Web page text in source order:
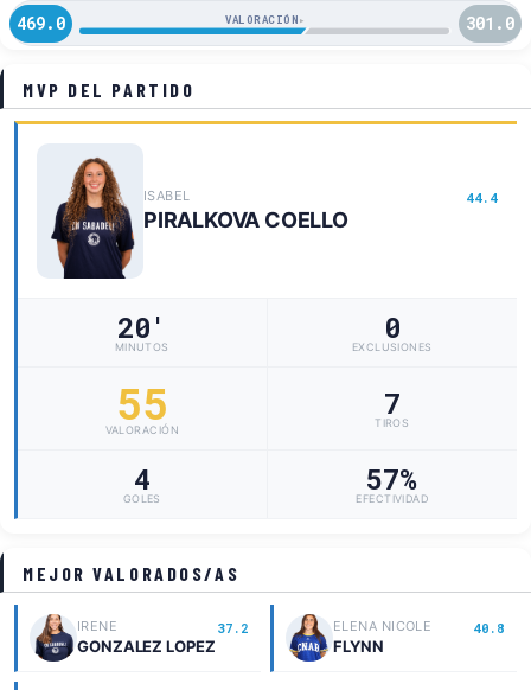
469.0 VALORACIÓN ▸ 301.0
MVP DEL PARTIDO
ISABEL 44.4
PIRALKOVA COELLO
20'
MINUTOS
0
EXCLUSIONES
55
VALORACIÓN
7
TIROS
4
GOLES
57%
EFECTIVIDAD
MEJOR VALORADOS/AS
IRENE 37.2
GONZALEZ LOPEZ
ELENA NICOLE 40.8
FLYNN